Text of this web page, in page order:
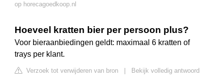
op horecagoedkoop.nl
Hoeveel kratten bier per persoon plus?
Voor bieraanbiedingen geldt: maximaal 6 kratten of
trays per klant.
Verzoek tot verwijderen van bron
Bekijk volledig antwoord